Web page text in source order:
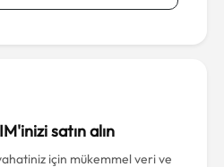
satın alın
için mükemmel veri ve